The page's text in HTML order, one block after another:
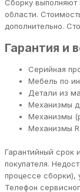
Сборку
области.
дополнительно.
Гарантия и
Серийная
Мебель по
Детали из
Механизмы
Механизмы
Механизмы
Гарантийный срок
покупателя.
процессе сборки),
Телефон